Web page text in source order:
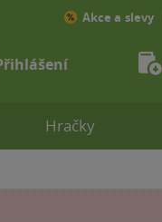
Hračky
Akce a slevy